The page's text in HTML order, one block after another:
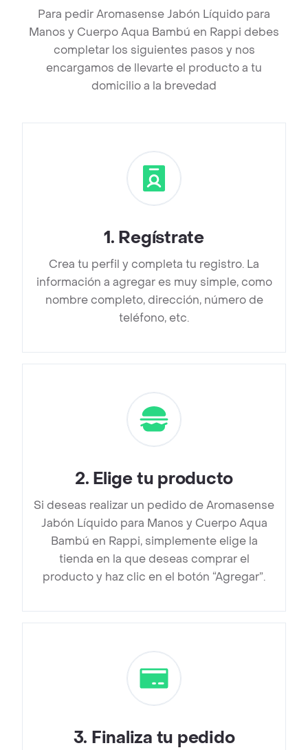
Para pedir Aromasense Jabón Líquido para
Manos y Cuerpo Aqua Bambú en Rappi debes
completar los siguientes pasos y nos
encargamos de llevarte el producto a tu
domicilio a la brevedad
1. Regístrate
Crea tu perfil y completa tu registro. La
información a agregar es muy simple, como
nombre completo, dirección, número de
teléfono, etc.
2. Elige tu producto
Si deseas realizar un pedido de Aromasense
Jabón Líquido para Manos y Cuerpo Aqua
Bambú en Rappi, simplemente elige la
tienda en la que deseas comprar el
producto y haz clic en el botón “Agregar”.
3. Finaliza tu pedido